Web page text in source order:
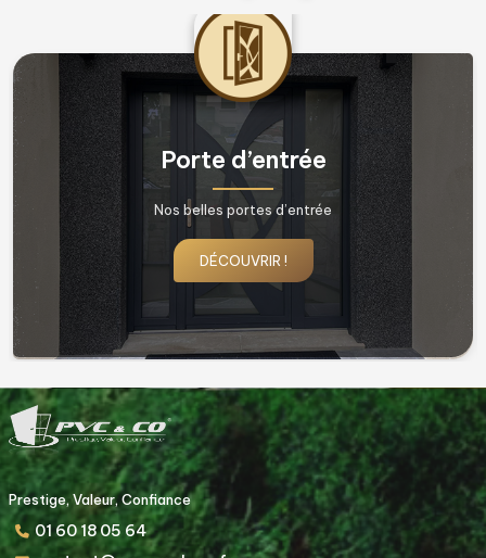
Fenêtres & Porte fenêtres
Nos belles fenêtres !
DÉCOUVRIR !
Prestige, Valeur, Confiance
01 60 18 05 64